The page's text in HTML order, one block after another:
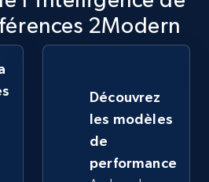
Commencer
by category
Seller name, Seller rating,
Root category, and
2Modern
Découvrez
les modèles
de
performance